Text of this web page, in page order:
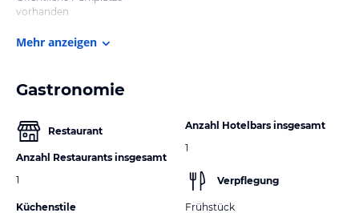
vorhanden
Mehr anzeigen
Gastronomie
Restaurant
Anzahl Restaurants insgesamt
1
Küchenstile
Anzahl Hotelbars insgesamt
1
Verpflegung
Frühstück